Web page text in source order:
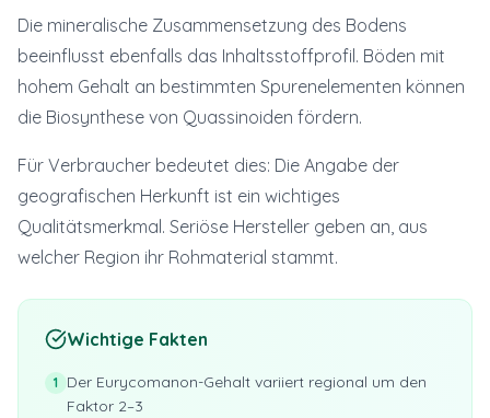
Die mineralische Zusammensetzung des Bodens
beeinflusst ebenfalls das Inhaltsstoffprofil. Böden mit
hohem Gehalt an bestimmten Spurenelementen können
die Biosynthese von Quassinoiden fördern.
Für Verbraucher bedeutet dies: Die Angabe der
geografischen Herkunft ist ein wichtiges
Qualitätsmerkmal. Seriöse Hersteller geben an, aus
welcher Region ihr Rohmaterial stammt.
Wichtige Fakten
1 Der Eurycomanon-Gehalt variiert regional um den
Faktor 2–3